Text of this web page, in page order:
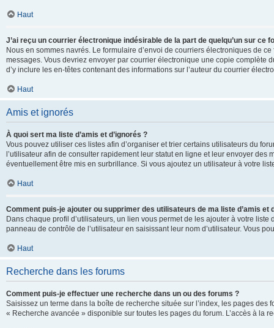
Haut
J’ai reçu un courrier électronique indésirable de la part de quelqu’un sur ce
Nous en sommes navrés. Le formulaire d’envoi de courriers électroniques de
messages. Vous devriez envoyer par courrier électronique une copie complète
d’y inclure les en-têtes contenant des informations sur l’auteur du courrier
Haut
Amis et ignorés
À quoi sert ma liste d’amis et d’ignorés ?
Vous pouvez utiliser ces listes afin d’organiser et trier certains utilisateurs du
l’utilisateur afin de consulter rapidement leur statut en ligne et leur envoyer
éventuellement être mis en surbrillance. Si vous ajoutez un utilisateur à votre
Haut
Comment puis-je ajouter ou supprimer des utilisateurs de ma liste d’amis et
Dans chaque profil d’utilisateurs, un lien vous permet de les ajouter à votre
panneau de contrôle de l’utilisateur en saisissant leur nom d’utilisateur. Vous
Haut
Recherche dans les forums
Comment puis-je effectuer une recherche dans un ou des forums ?
Saisissez un terme dans la boîte de recherche située sur l’index, les pages
« Recherche avancée » disponible sur toutes les pages du forum. L’accès à la